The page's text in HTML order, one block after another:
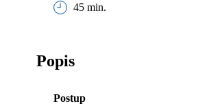
45 min.
Popis
Postup